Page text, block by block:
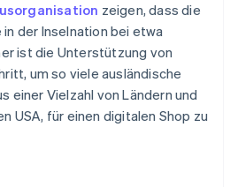
zeigen, dass die
der Inselnation bei etwa
ist die Unterstützung von
um so viele ausländische
einer Vielzahl von Ländern und
USA, für einen digitalen Shop zu